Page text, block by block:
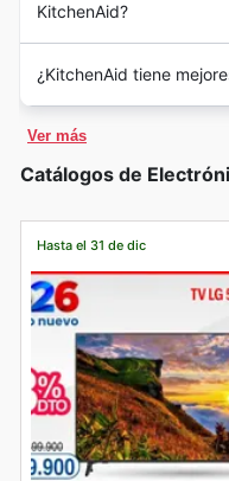
KitchenAid?
¿KitchenAid tiene
Ver más
Catálogos de
Hasta el 31 de dic